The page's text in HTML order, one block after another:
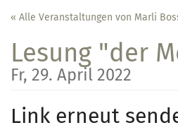
Zum
Inhalt
springen
« Alle Veranstaltungen von Marli
Lesung "der
Fr, 29. April 2022
Link erneut